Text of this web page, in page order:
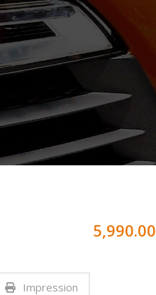
5,990.00
Impression